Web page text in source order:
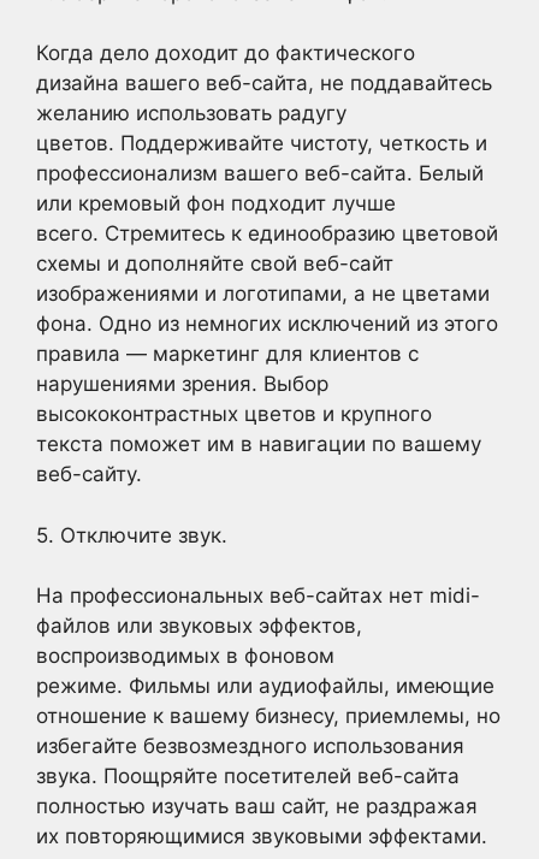
Когда дело доходит до фактического
дизайна вашего веб-сайта, не поддавайтесь
желанию использовать радугу
цветов. Поддерживайте чистоту, четкость и
профессионализм вашего веб-сайта. Белый
или кремовый фон подходит лучше
всего. Стремитесь к единообразию цветовой
схемы и дополняйте свой веб-сайт
изображениями и логотипами, а не цветами
фона. Одно из немногих исключений из этого
правила — маркетинг для клиентов с
нарушениями зрения. Выбор
высококонтрастных цветов и крупного
текста поможет им в навигации по вашему
веб-сайту.
5. Отключите звук.
На профессиональных веб-сайтах нет midi-
файлов или звуковых эффектов,
воспроизводимых в фоновом
режиме. Фильмы или аудиофайлы, имеющие
отношение к вашему бизнесу, приемлемы, но
избегайте безвозмездного использования
звука. Поощряйте посетителей веб-сайта
полностью изучать ваш сайт, не раздражая
их повторяющимися звуковыми эффектами.